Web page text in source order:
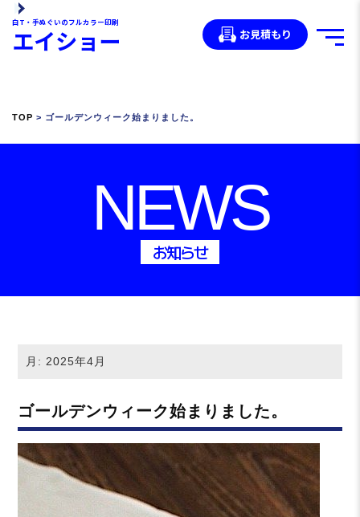
白T・手ぬぐいのフルカラー印刷
エイショー お見積もり
TOP > ゴールデンウィーク始まりました。
NEWS
お知らせ
月: 2025年4月
ゴールデンウィーク始まりました。